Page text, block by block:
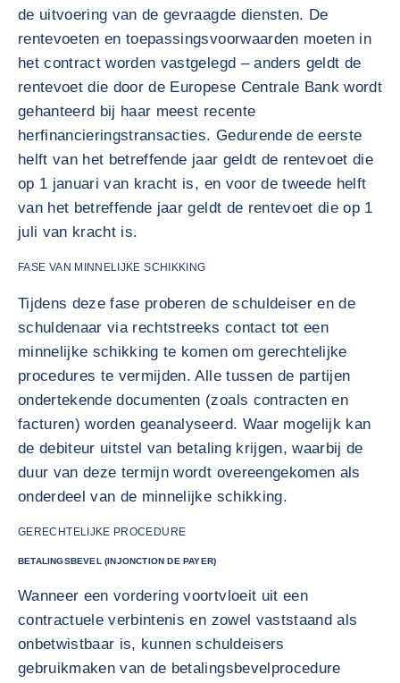
de uitvoering van de gevraagde diensten. De
rentevoeten en toepassingsvoorwaarden moeten in
het contract worden vastgelegd – anders geldt de
rentevoet die door de Europese Centrale Bank wordt
gehanteerd bij haar meest recente
herfinancieringstransacties. Gedurende de eerste
helft van het betreffende jaar geldt de rentevoet die
op 1 januari van kracht is, en voor de tweede helft
van het betreffende jaar geldt de rentevoet die op 1
juli van kracht is.
FASE VAN MINNELIJKE SCHIKKING
Tijdens deze fase proberen de schuldeiser en de
schuldenaar via rechtstreeks contact tot een
minnelijke schikking te komen om gerechtelijke
procedures te vermijden. Alle tussen de partijen
ondertekende documenten (zoals contracten en
facturen) worden geanalyseerd. Waar mogelijk kan
de debiteur uitstel van betaling krijgen, waarbij de
duur van deze termijn wordt overeengekomen als
onderdeel van de minnelijke schikking.
GERECHTELIJKE PROCEDURE
BETALINGSBEVEL (INJONCTION DE PAYER)
Wanneer een vordering voortvloeit uit een
contractuele verbintenis en zowel vaststaand als
onbetwistbaar is, kunnen schuldeisers
gebruikmaken van de betalingsbevelprocedure